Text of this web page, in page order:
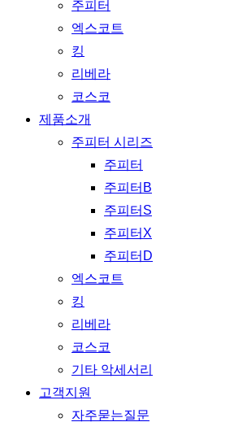
주피터
엑스코트
킹
리베라
코스코
제품소개
주피터 시리즈
주피터
주피터B
주피터S
주피터X
주피터D
엑스코트
킹
리베라
코스코
기타 악세서리
고객지원
자주묻는질문